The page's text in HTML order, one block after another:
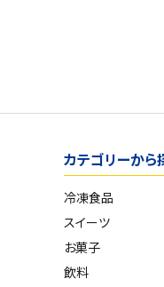
カテゴリーから
冷凍食品
スイーツ
お菓子
飲料